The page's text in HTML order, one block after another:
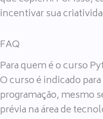
incentivar sua
FAQ
Para quem é o curso
O curso é indicado
programação, mesmo
prévia na área de